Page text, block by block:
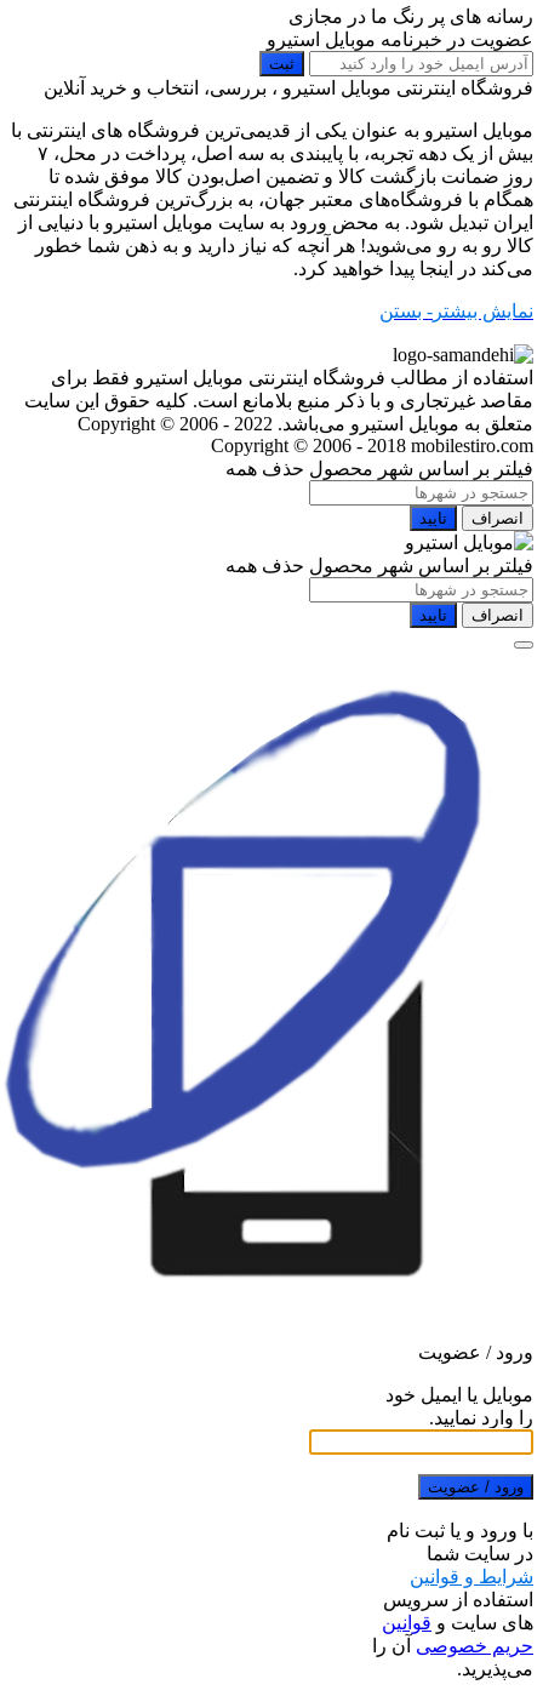
رسانه های پر رنگ ما در مجازی
عضویت در خبرنامه موبایل استیرو
ثبت
فروشگاه اینترنتی موبایل استیرو ، بررسی، انتخاب و خرید آنلاین
موبایل استیرو به عنوان یکی از قدیمی‌ترین فروشگاه های اینترنتی با
بیش از یک دهه تجربه، با پایبندی به سه اصل، پرداخت در محل، ۷
روز ضمانت بازگشت کالا و تضمین اصل‌بودن کالا موفق شده تا
همگام با فروشگاه‌های معتبر جهان، به بزرگ‌ترین فروشگاه اینترنتی
ایران تبدیل شود. به محض ورود به سایت موبایل استیرو با دنیایی از
کالا رو به رو می‌شوید! هر آنچه که نیاز دارید و به ذهن شما خطور
می‌کند در اینجا پیدا خواهید کرد.
نمایش بیشتر - بستن
استفاده از مطالب فروشگاه اینترنتی موبایل استیرو فقط برای
مقاصد غیرتجاری و با ذکر منبع بلامانع است. کلیه حقوق این سایت
متعلق به موبایل استیرو می‌باشد. Copyright © 2006 - 2022
Copyright © 2006 - 2018 mobilestiro.com
فیلتر بر اساس شهر محصول حذف همه
انصراف تایید
فیلتر بر اساس شهر محصول حذف همه
انصراف تایید
ورود / عضویت
موبایل یا ایمیل خود
را وارد نمایید.
ورود / عضویت
با ورود و یا ثبت نام
در سایت شما
شرایط و قوانین
استفاده از سرویس
های سایت و قوانین
حریم خصوصی آن را
می‌پذیرید.